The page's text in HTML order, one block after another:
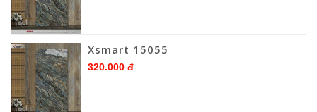
Xsmart 15055
320.000 đ